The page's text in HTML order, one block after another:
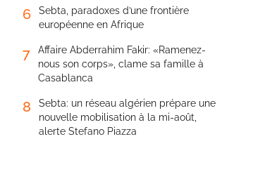
6
Sebta, paradoxes d’une frontière
européenne en Afrique
7
Affaire Abderrahim Fakir: «Ramenez-
nous son corps», clame sa famille à
Casablanca
8
Sebta: un réseau algérien prépare une
nouvelle mobilisation à la mi-août,
alerte Stefano Piazza